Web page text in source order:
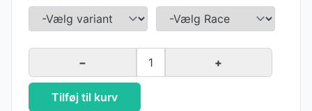
− 1 +
Tilføj til kurv